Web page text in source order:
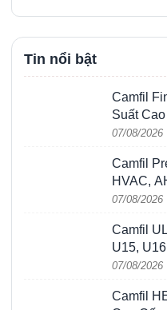
Tin nổi bật
Camfil
Suất
Sạch
07/08/2026
Camfil
HVAC,
Gió
07/08/2026
Camfil
U15,
Bán Dẫn
07/08/2026
Camfil